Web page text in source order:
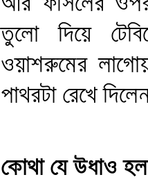
তুলো দিয়ে
ওয়াশরুমের
পাথরটা রেখে
কোথা যে উধাও হল